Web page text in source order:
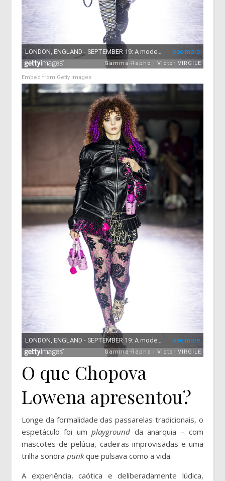
Embed from Getty Images
O que Chopova
Lowena apresentou?
Longe da formalidade das passarelas tradicionais, o
espetáculo foi umplayground da anarquia – com
mascotes de pelúcia, cadeiras improvisadas e uma
trilha sonora punkque pulsava como a vida.
A experiência, caótica e deliberadamente lúdica,